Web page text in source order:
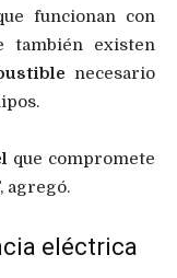
funcionan con
también existen
necesario
que compromete
agregó.
eléctrica